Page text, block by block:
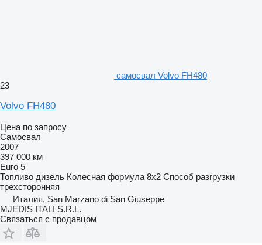
самосвал Volvo FH480
23
Volvo FH480
Цена по запросу
Самосвал
2007
397 000 км
Euro 5
Топливо дизель Колесная формула 8x2 Способ разгрузки
трехсторонняя
Италия, San Marzano di San Giuseppe
MJEDIS ITALI S.R.L.
Связаться с продавцом